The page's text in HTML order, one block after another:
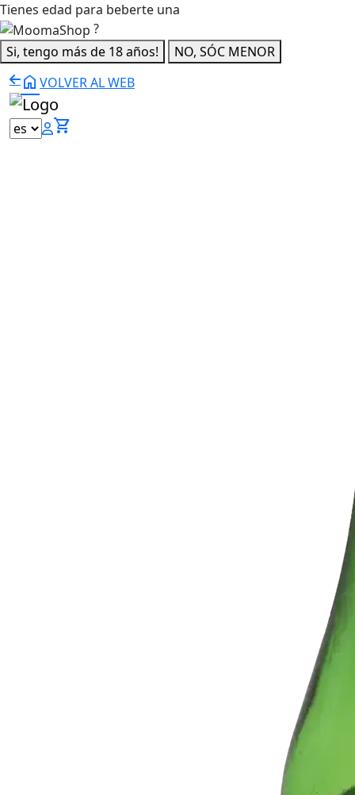
Tienes edad para beberte una
?
Si, tengo más de 18 años!
NO, SÓC MENOR
home VOLVER AL WEB
shopping_cart